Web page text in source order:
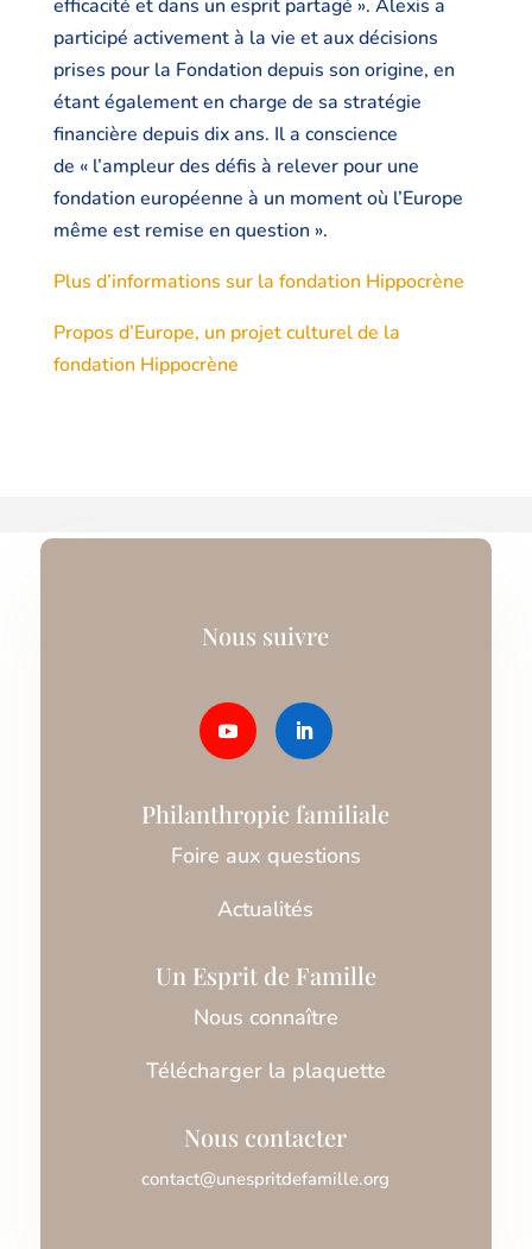
efficacité et dans un esprit partagé ». Alexis a
participé activement à la vie et aux décisions
prises pour la Fondation depuis son origine, en
étant également en charge de sa stratégie
financière depuis dix ans. Il a conscience
de « l’ampleur des défis à relever pour une
fondation européenne à un moment où l’Europe
même est remise en question ».
Plus d’informations sur la fondation Hippocrène
Propos d’Europe, un projet culturel de la
fondation Hippocrène
Nous suivre
Philanthropie familiale
Foire aux questions
Actualités
Un Esprit de Famille
Nous connaître
Télécharger la plaquette
Nous contacter
contact@unespritdefamille.org